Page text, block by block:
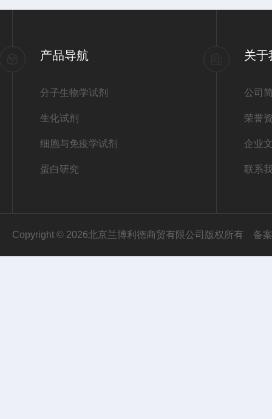
产品导航
分子生物学试剂
生化试剂
细胞与免疫学试剂
蛋白研究
关于
公司
荣誉
企业
联系
Copyright © 2026北京兰博利德商贸有限公司版权所有 备